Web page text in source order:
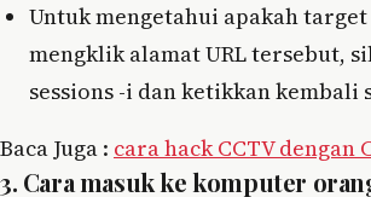
Untuk mengetahui apakah target
mengklik alamat URL tersebut,
sessions -i dan ketikkan kembali
Baca Juga : cara hack CCTV dengan
3. Cara masuk ke komputer